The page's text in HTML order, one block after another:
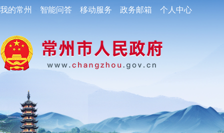
我的常州 智能问答 移动服务 政务邮箱 个人中心